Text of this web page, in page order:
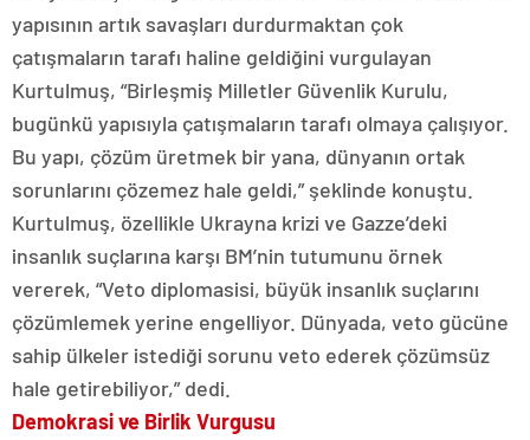
yapısının artık savaşları durdurmaktan çok
çatışmaların tarafı haline geldiğini vurgulayan
Kurtulmuş, “Birleşmiş Milletler Güvenlik Kurulu,
bugünkü yapısıyla çatışmaların tarafı olmaya çalışıyor.
Bu yapı, çözüm üretmek bir yana, dünyanın ortak
sorunlarını çözemez hale geldi,” şeklinde konuştu.
Kurtulmuş, özellikle Ukrayna krizi ve Gazze’deki
insanlık suçlarına karşı BM’nin tutumunu örnek
vererek, “Veto diplomasisi, büyük insanlık suçlarını
çözümlemek yerine engelliyor. Dünyada, veto gücüne
sahip ülkeler istediği sorunu veto ederek çözümsüz
hale getirebiliyor,” dedi.
Demokrasi ve Birlik Vurgusu